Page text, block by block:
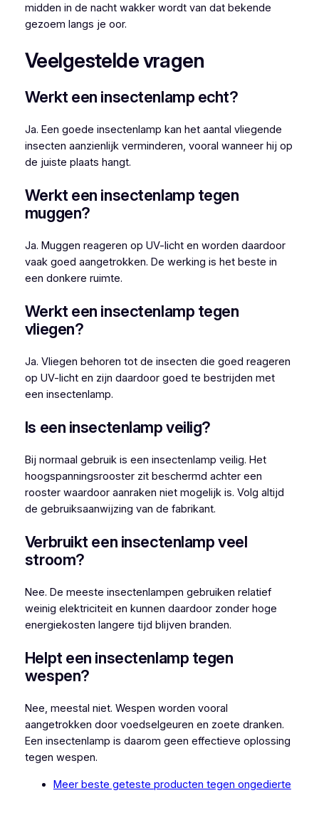
midden in de nacht wakker wordt van dat bekende
gezoem langs je oor.
Veelgestelde vragen
Werkt een insectenlamp echt?
Ja. Een goede insectenlamp kan het aantal vliegende
insecten aanzienlijk verminderen, vooral wanneer hij op
de juiste plaats hangt.
Werkt een insectenlamp tegen
muggen?
Ja. Muggen reageren op UV-licht en worden daardoor
vaak goed aangetrokken. De werking is het beste in
een donkere ruimte.
Werkt een insectenlamp tegen
vliegen?
Ja. Vliegen behoren tot de insecten die goed reageren
op UV-licht en zijn daardoor goed te bestrijden met
een insectenlamp.
Is een insectenlamp veilig?
Bij normaal gebruik is een insectenlamp veilig. Het
hoogspanningsrooster zit beschermd achter een
rooster waardoor aanraken niet mogelijk is. Volg altijd
de gebruiksaanwijzing van de fabrikant.
Verbruikt een insectenlamp veel
stroom?
Nee. De meeste insectenlampen gebruiken relatief
weinig elektriciteit en kunnen daardoor zonder hoge
energiekosten langere tijd blijven branden.
Helpt een insectenlamp tegen
wespen?
Nee, meestal niet. Wespen worden vooral
aangetrokken door voedselgeuren en zoete dranken.
Een insectenlamp is daarom geen effectieve oplossing
tegen wespen.
Meer beste geteste producten tegen ongedierte